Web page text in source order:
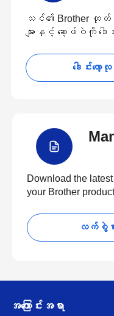
သင်၏ Brother ထုတ်ကု
များနှင့် ဆော့ဖ်ဝဲကို ဒ
ဒေါင်းလ
Download the
your Brother
လက်စွဲစ
အကြောင်းအရာ